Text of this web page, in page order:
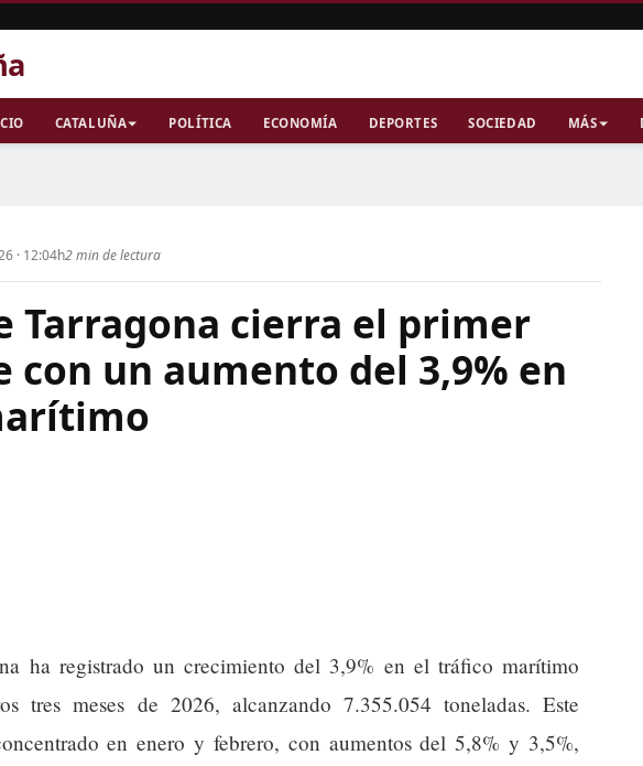
CATALUÑA POLÍTICA ECONOMÍA DEPORTES SOCIEDAD MÁS
· 12:04h2 min de lectura
Tarragona cierra el primer
un aumento del 3,9% en
ha registrado un crecimiento del 3,9% en el tráfico marítimo
tres meses de 2026, alcanzando 7.355.054 toneladas. Este
en enero y febrero, con aumentos del 5,8% y 3,5%,